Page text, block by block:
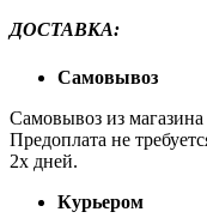
ДОСТАВКА:
Самовывоз
Самовывоз из магазина
Предоплата не
2х дней.
Курьером